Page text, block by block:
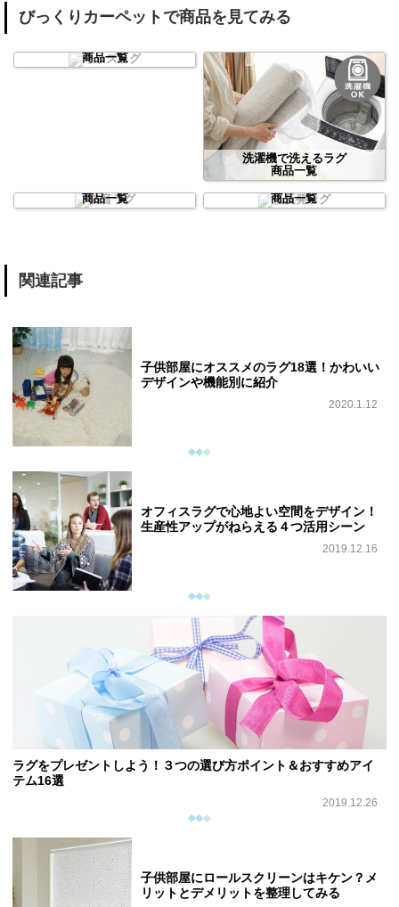
びっくりカーペットで商品を見てみる
商品一覧
洗濯機で洗えるラグ
商品一覧
商品一覧
低反発ラグ
商品一覧
関連記事
子供部屋にオススメのラグ18選！かわいい
デザインや機能別に紹介
2020.1.12
オフィスラグで心地よい空間をデザイン！
生産性アップがねらえる４つ活用シーン
2019.12.16
ラグをプレゼントしよう！３つの選び方ポイント＆おすすめアイ
テム16選
2019.12.26
子供部屋にロールスクリーンはキケン？メ
リットとデメリットを整理してみる